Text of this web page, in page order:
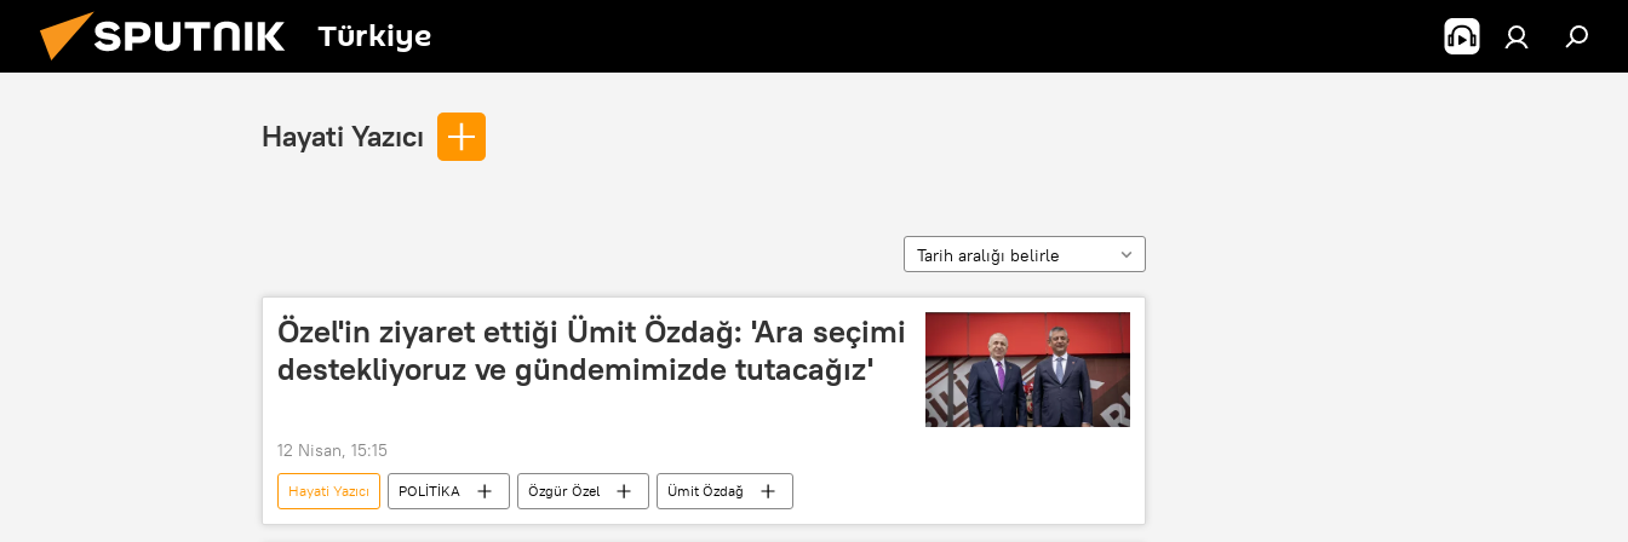
Türkiye
Hayati Yazıcı
Tarih aralığı belirle
Özel'in ziyaret ettiği Ümit Özdağ: 'Ara seçimi
destekliyoruz ve gündemimizde tutacağız'
12 Nisan, 15:15
Hayati Yazıcı POLİTİKA Özgür Özel Ümit Özdağ